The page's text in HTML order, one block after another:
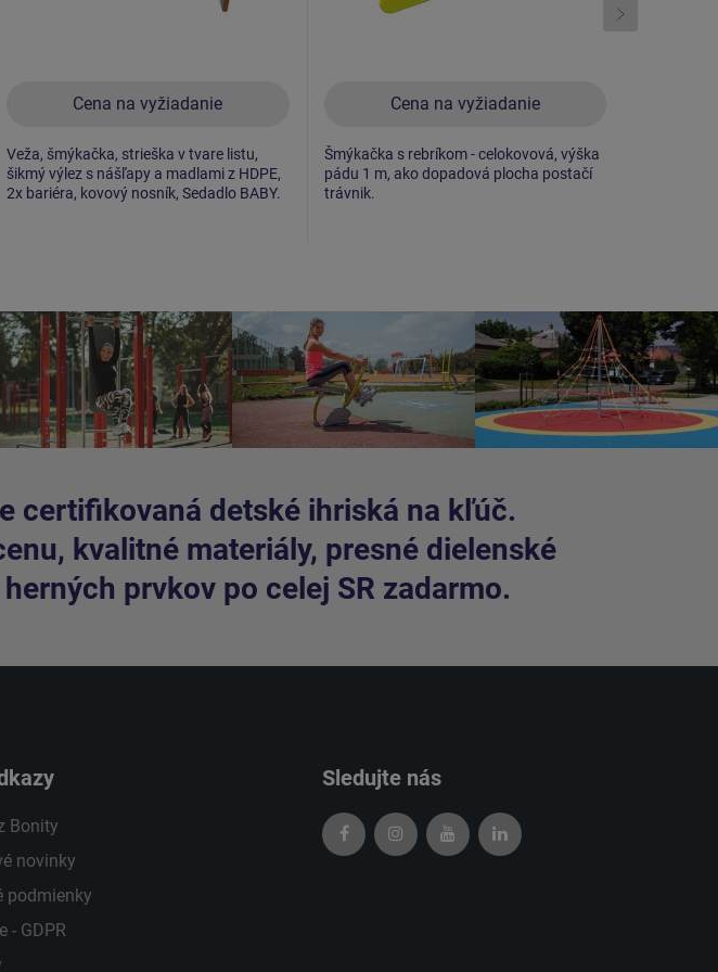
Cena na vyžiadanie
Veža, šmýkačka, strieška v tvare listu,
šikmý výlez s nášľapy a madlami z HDPE,
2x bariéra, kovový nosník, Sedadlo BABY.
Cena na vyžiadanie
Šmýkačka s rebríkom - celokovová, výška
pádu 1 m, ako dopadová plocha postačí
trávnik.
certifikovaná detské ihriská na kľúč.
kvalitné materiály, presné dielenské
prvkov po celej SR zadarmo.
Bonity
novinky
podmienky
- GDPR
Sledujte nás